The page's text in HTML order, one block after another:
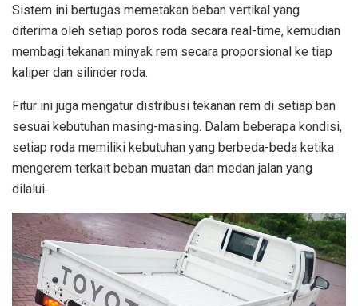
Sistem ini bertugas memetakan beban vertikal yang
diterima oleh setiap poros roda secara real-time, kemudian
membagi tekanan minyak rem secara proporsional ke tiap
kaliper dan silinder roda.
Fitur ini juga mengatur distribusi tekanan rem di setiap ban
sesuai kebutuhan masing-masing. Dalam beberapa kondisi,
setiap roda memiliki kebutuhan yang berbeda-beda ketika
mengerem terkait beban muatan dan medan jalan yang
dilalui.